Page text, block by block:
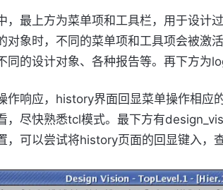
，最上方为菜单项和工具栏，用于设计
对象时，不同的菜单项和工具项会被激
同的设计对象、各种报告等。再下方为
作响应，history界面回显菜单操作相应
，尽快熟悉tcl模式。最下方有
，可以尝试将history页面的回显键入，查